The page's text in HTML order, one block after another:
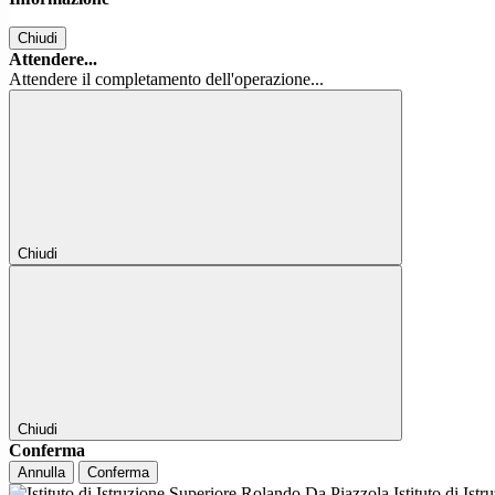
Chiudi
Attendere...
Attendere il completamento dell'operazione...
Chiudi
Chiudi
Conferma
Annulla Conferma